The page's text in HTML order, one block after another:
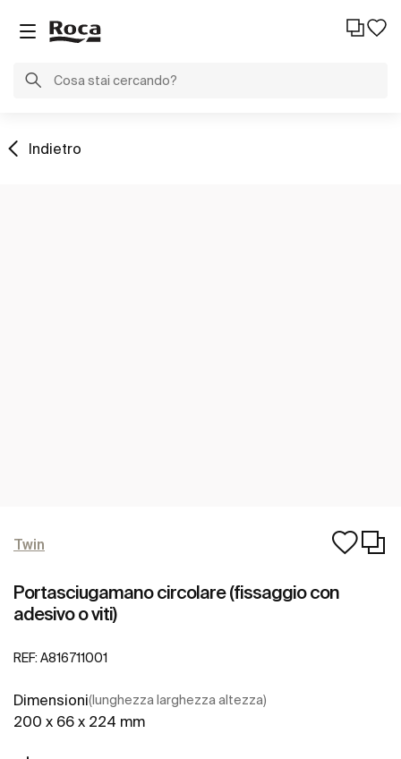
Indietro
Twin
Portasciugamano circolare (fissaggio con
adesivo o viti)
REF: A816711001
Dimensioni(lunghezza larghezza altezza)
200 x 66 x 224 mm